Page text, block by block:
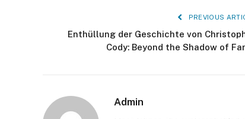
PREVIOUS
Enthüllung der Geschichte von
Cody: Beyond the Shadow of
Admin